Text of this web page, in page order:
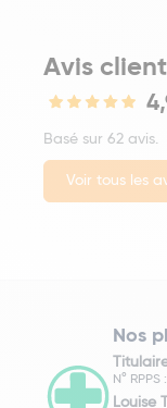
Avis
Basé sur 62 avis.
Voir tous les
Nos
N° RPPS
Louise